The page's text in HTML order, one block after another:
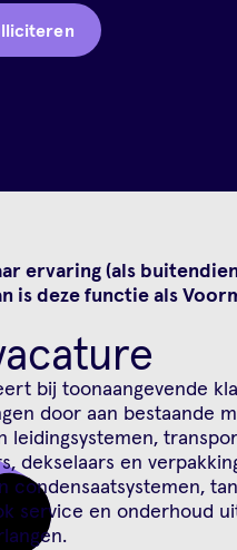
ervaring (als
is deze functie als
bij toonaangevende
door aan bestaande
leidingsystemen,
dekselaars en
condensaatsystemen,
service en onderhoud